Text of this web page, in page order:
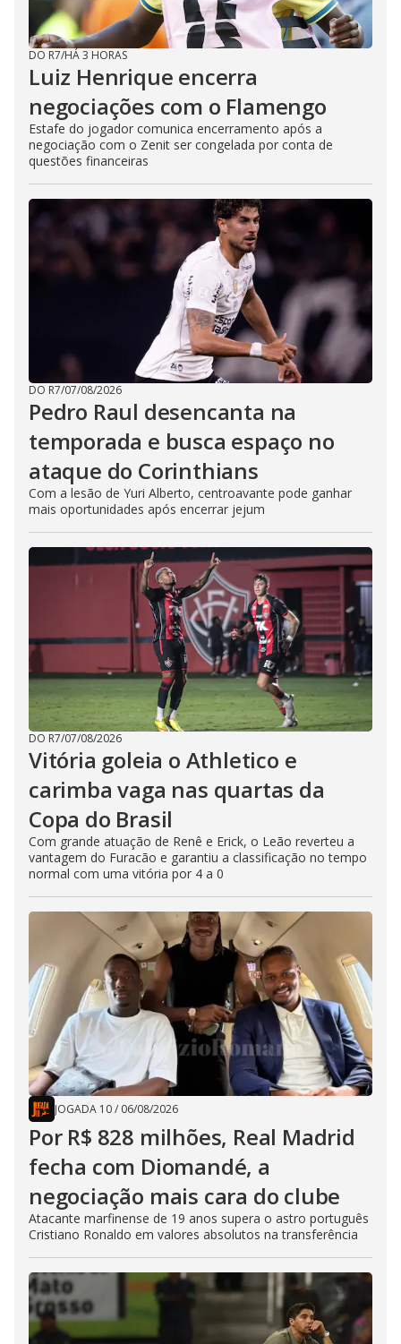
DO R7/HÁ 3 HORAS
Luiz Henrique encerra
negociações com o Flamengo
Estafe do jogador comunica encerramento após a
negociação com o Zenit ser congelada por conta de
questões financeiras
DO R7/07/08/2026
Pedro Raul desencanta na
temporada e busca espaço no
ataque do Corinthians
Com a lesão de Yuri Alberto, centroavante pode ganhar
mais oportunidades após encerrar jejum
DO R7/07/08/2026
Vitória goleia o Athletico e
carimba vaga nas quartas da
Copa do Brasil
Com grande atuação de Renê e Erick, o Leão reverteu a
vantagem do Furacão e garantiu a classificação no tempo
normal com uma vitória por 4 a 0
JOGADA 10/ 06/08/2026
Por R$ 828 milhões, Real Madrid
fecha com Diomandé, a
negociação mais cara do clube
Atacante marfinense de 19 anos supera o astro português
Cristiano Ronaldo em valores absolutos na transferência